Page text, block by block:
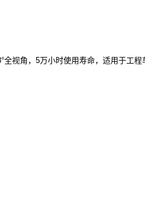
视角，5万小时使用寿命，适用于工程